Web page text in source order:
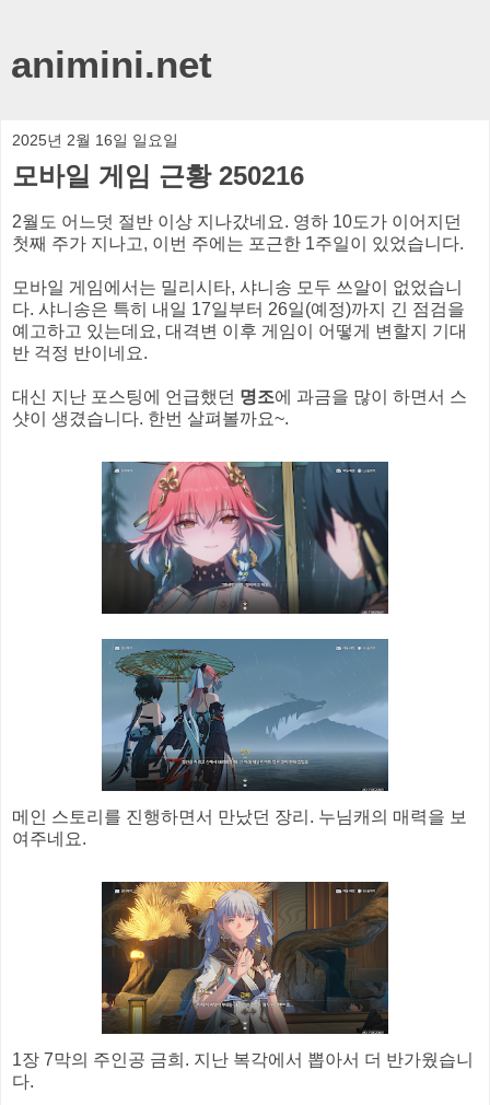
animini.net
2025년 2월 16일 일요일
모바일 게임 근황 250216
2월도 어느덧 절반 이상 지나갔네요. 영하 10도가 이어지던
첫째 주가 지나고, 이번 주에는 포근한 1주일이 있었습니다.
모바일 게임에서는 밀리시타, 샤니송 모두 쓰알이 없었습니
다. 샤니송은 특히 내일 17일부터 26일(예정)까지 긴 점검을
예고하고 있는데요, 대격변 이후 게임이 어떻게 변할지 기대
반 걱정 반이네요.
대신 지난 포스팅에 언급했던 명조에 과금을 많이 하면서 스
샷이 생겼습니다. 한번 살펴볼까요~.
메인 스토리를 진행하면서 만났던 장리. 누님캐의 매력을 보
여주네요.
1장 7막의 주인공 금희. 지난 복각에서 뽑아서 더 반가웠습니
다.